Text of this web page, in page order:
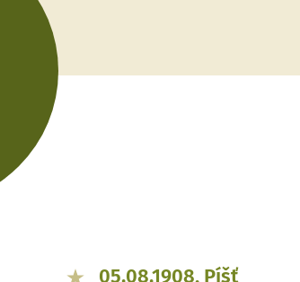
05.08.1908, Píšť